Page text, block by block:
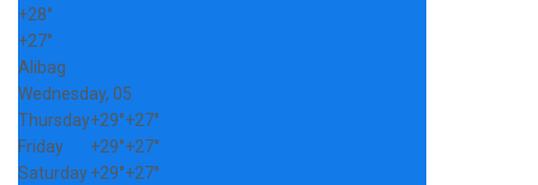
+28°
+27°
Alibag
Wednesday, 05
Thursday+29°+27°
Friday
+29°+27°
Saturday+29°+27°